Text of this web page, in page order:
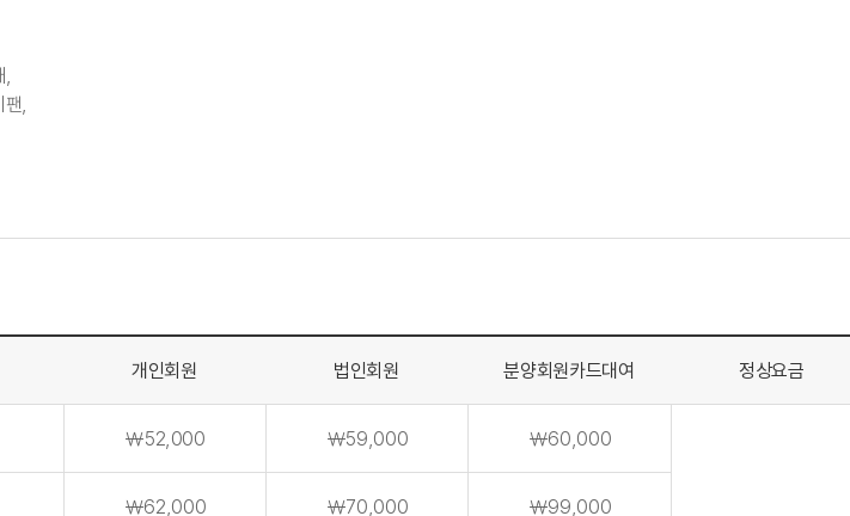
,
,
개인회원 법인회원 분양회원카드대여 정상요금
￦52,000 ￦59,000 ￦60,000
￦62,000 ￦70,000 ￦99,000